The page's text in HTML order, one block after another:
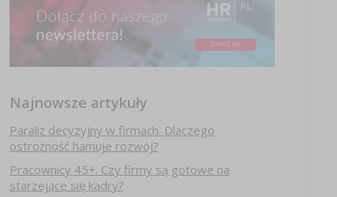
Najnowsze artykuły
Paraliż decyzyjny w firmach. Dlaczego
ostrożność hamuje rozwój?
Pracownicy 45+. Czy firmy są gotowe na
starzejące się kadry?